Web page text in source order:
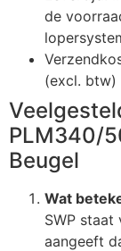
de
(excl. btw)
PLM340/
Beugel
Wat
SWP staat
aangeeft